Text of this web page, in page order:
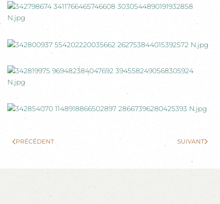
PRÉCÉDENT SUIVANT